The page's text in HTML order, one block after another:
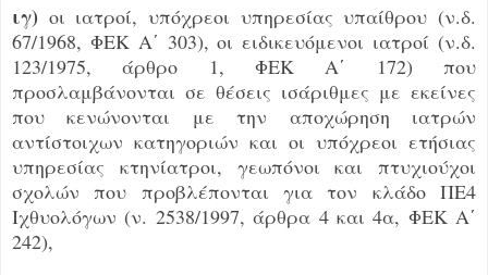
ιγ) οι ιατροί, υπόχρεοι υπηρεσίας υπαίθρου (ν.δ.
67/1968, ΦΕΚ Α΄ 303), οι ειδικευόμενοι ιατροί (ν.δ.
123/1975, άρθρο 1, ΦΕΚ Α΄ 172) που
προσλαμβάνονται σε θέσεις ισάριθμες με εκείνες
που κενώνονται με την αποχώρηση ιατρών
αντίστοιχων κατηγοριών και οι υπόχρεοι ετήσιας
υπηρεσίας κτηνίατροι, γεωπόνοι και πτυχιούχοι
σχολών που προβλέπονται για τον κλάδο ΠΕ4
Ιχθυολόγων (ν. 2538/1997, άρθρα 4 και 4α, ΦΕΚ Α΄
242),